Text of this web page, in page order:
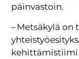
päinvastoin.
– Metsäkylä on
kehittämistiimi